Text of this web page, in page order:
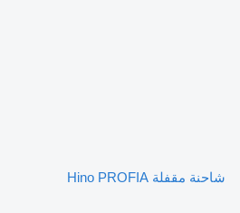
شاحنة مقفلة Hino PROFIA